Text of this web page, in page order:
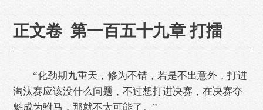
正文卷 第一百五十九章 打擂
“化劲期九重天，修为不错，若是不出意外，打进
淘汰赛应该没什么问题，不过想打进决赛，在决赛夺
魁成为驸马，那就不太可能了。”